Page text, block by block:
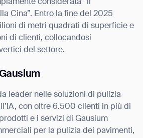
considerata “il
Cina”. Entro la fine del 2025
di metri quadrati di superficie e
di clienti, collocandosi
del settore.
leader nelle soluzioni di pulizia
con oltre 6.500 clienti in più di
e i servizi di Gausium
per la pulizia dei pavimenti,